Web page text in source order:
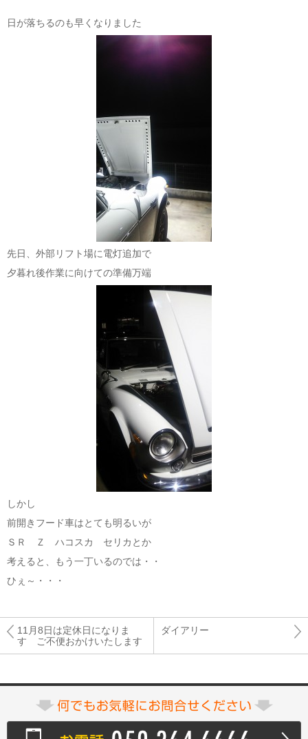
日が落ちるのも早くなりました
先日、外部リフト場に電灯追加で
夕暮れ後作業に向けての準備万端
しかし
前開きフード車はとても明るいが
ＳＲ Ｚ ハコスカ セリカとか
考えると、もう一丁いるのでは・・
ひぇ～・・・
11月8日は定休日になりま
す ご不便おかけいたします
ダイアリー